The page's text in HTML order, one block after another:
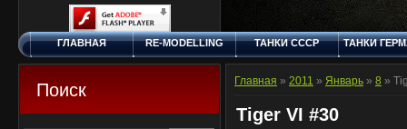
ПЯТНИЦА, 7.8.2026
ГЛАВНАЯ RE-MODELLING ТАНКИ СССР ТАНКИ
ДОБАВИТЬ
КЛАНЫ FAQ
Поиск Главная » 2011 » Январь » 8 »
Tiger VI #30